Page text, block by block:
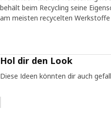
behält beim Recycling seine
am meisten recycelten Werkstoffe
Hol dir den Look
Diese Ideen könnten dir auch